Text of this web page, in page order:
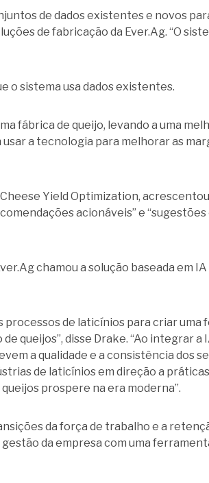
de dados existentes e novos
de fabricação da Ever.Ag. “O
o sistema usa dados existentes.
fábrica de queijo, levando a uma
a tecnologia para melhorar as
Yield Optimization,
acionáveis” e “sugestões
chamou a solução baseada em IA
de laticínios para criar uma
queijos”, disse Drake. “Ao integrar a
a qualidade e a consistência dos
de laticínios em direção a
prospere na era moderna”.
da força de trabalho e a
da empresa com uma